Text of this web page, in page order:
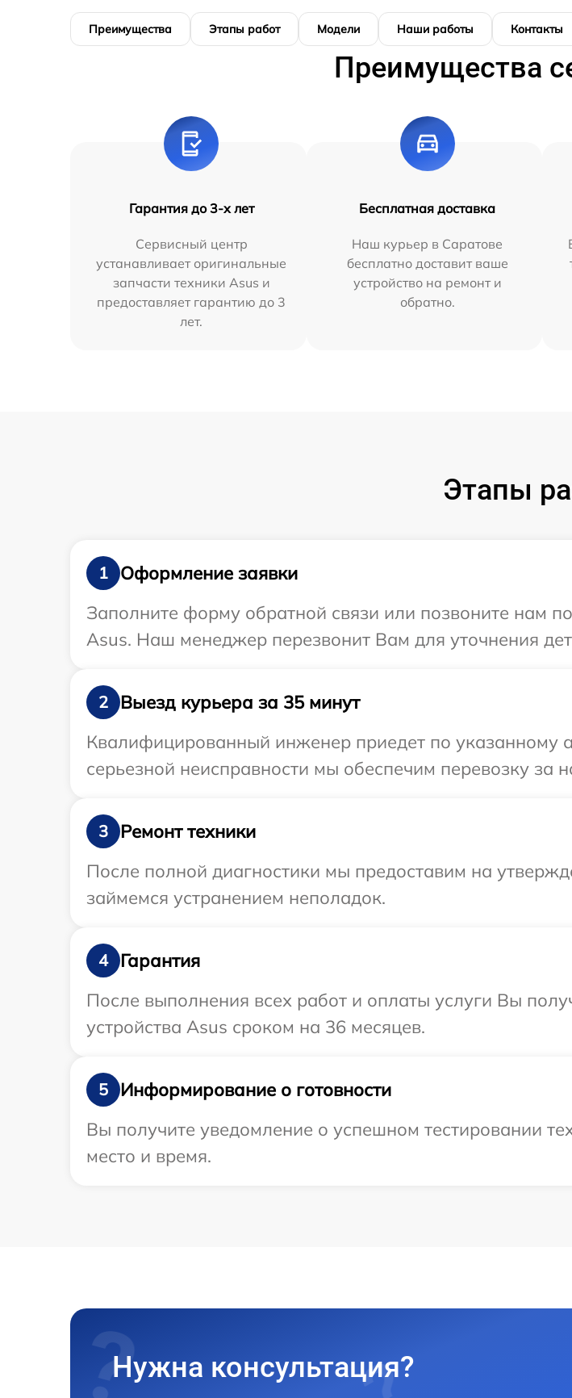
Преимущества Этапы работ Модели Наши работы Контакты
Преимущества
Гарантия до 3-х лет
Сервисный центр
устанавливает оригинальные
запчасти техники Asus и
предоставляет гарантию до 3
лет.
Бесплатная доставка
Наш курьер в Саратове
бесплатно доставит ваше
устройство на ремонт и
обратно.
Этапы
1
Оформление заявки
Заполните форму обратной связи или позвоните нам
Asus. Наш менеджер перезвонит Вам для уточнения
2
Выезд курьера за 35 минут
Квалифицированный инженер приедет по указанному
серьезной неисправности мы обеспечим перевозку за
3
Ремонт техники
После полной диагностики мы предоставим на
займемся устранением неполадок.
4
Гарантия
После выполнения всех работ и оплаты услуги Вы
устройства Asus сроком на 36 месяцев.
5
Информирование о готовности
Вы получите уведомление о успешном тестировании
место и время.
Нужна консультация?